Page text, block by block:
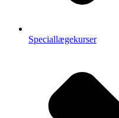
Speciallægekurser